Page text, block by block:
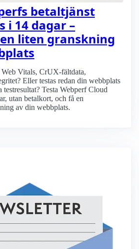
betaltjänst
i 14 dagar –
liten granskning
Vitals, CrUX-fältdata,
Eller testas redan din webbplats
Testa Webperf Cloud
utan betalkort, och få en
av din webbplats.